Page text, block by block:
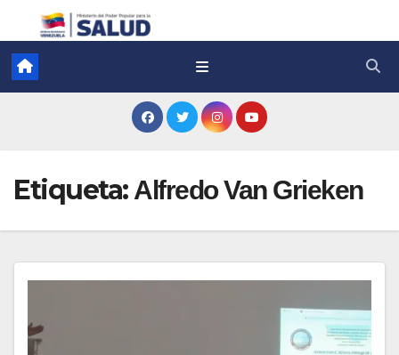
Etiqueta: Alfredo Van Grieken